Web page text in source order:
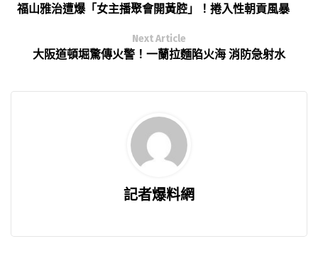
福山雅治遭爆「女主播聚會開黃腔」！捲入性朝貢風暴
Next Article
大阪道頓堀驚傳火警！一蘭拉麵陷火海 消防急射水
記者爆料網